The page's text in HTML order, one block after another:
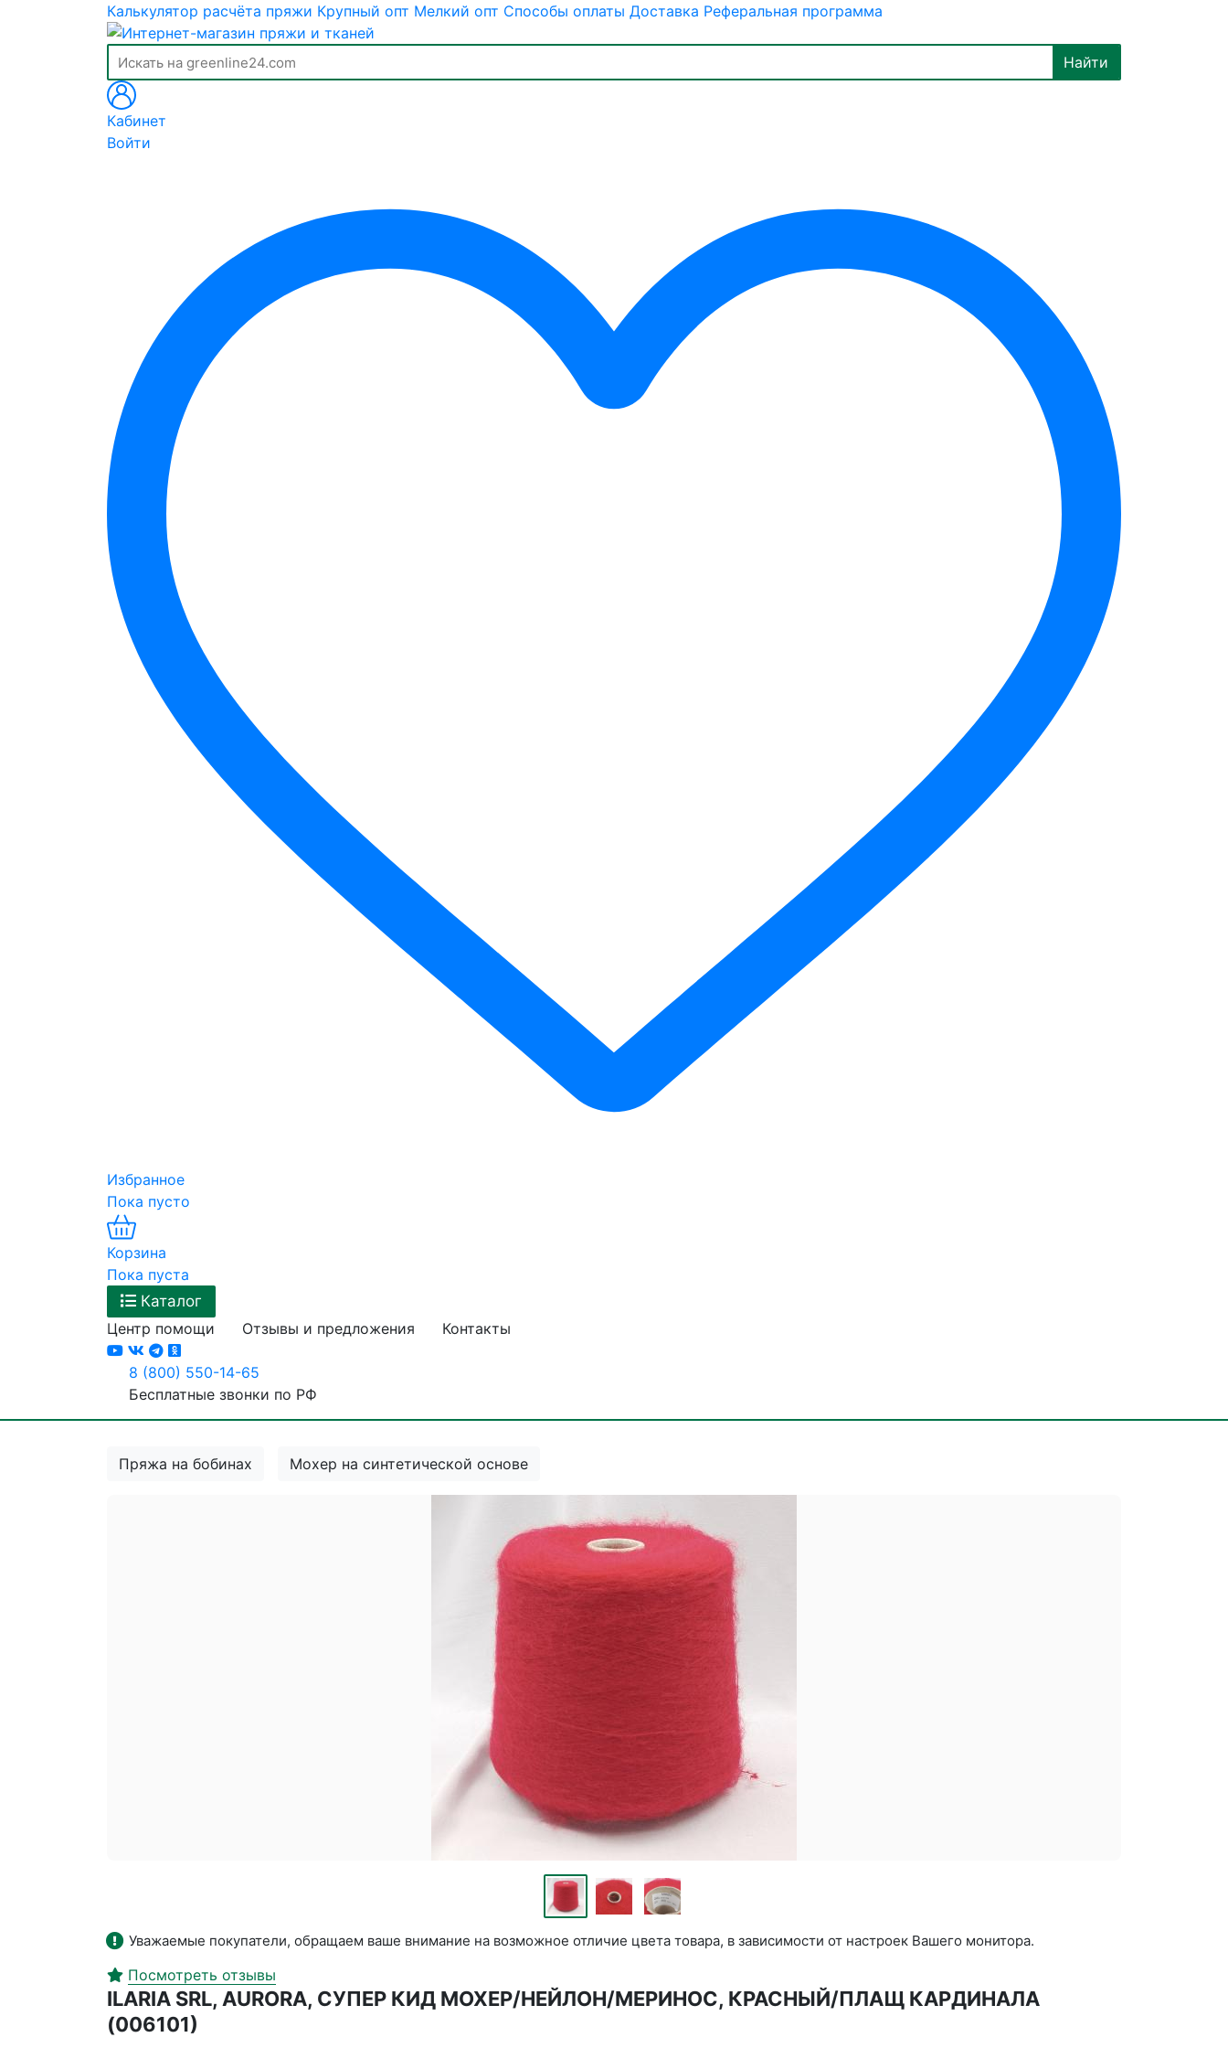
Калькулятор расчёта пряжи Крупный опт Мелкий опт Способы оплаты Доставка Реферальная программа
Кабинет
Войти
Избранное
Пока пусто
Корзина
Пока пуста
Каталог
Центр помощи
Отзывы и предложения Контакты
8 (800) 550-14-65
Бесплатные звонки по РФ
Пряжа на бобинах Мохер на синтетической основе
Уважаемые покупатели, обращаем ваше внимание на возможное отличие цвета товара, в зависимости от настроек Вашего монитора.
Посмотреть отзывы
ILARIA SRL, AURORA, СУПЕР КИД МОХЕР/НЕЙЛОН/МЕРИНОС, КРАСНЫЙ/ПЛАЩ КАРДИНАЛА
(006101)